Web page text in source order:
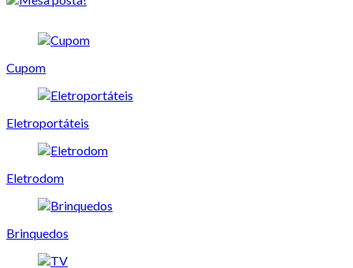
Cupom
Eletroportáteis
Eletrodom
Brinquedos